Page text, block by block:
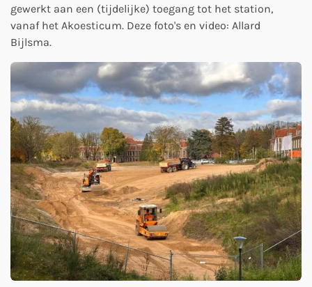
gewerkt aan een (tijdelijke) toegang tot het station,
vanaf het Akoesticum. Deze foto's en video: Allard
Bijlsma.